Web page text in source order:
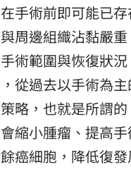
手術前即可能已
周邊組織沾黏嚴
術範圍與恢復狀
從過去以手術為
略，也就是所謂
縮小腫瘤、提高手
癌細胞，降低復